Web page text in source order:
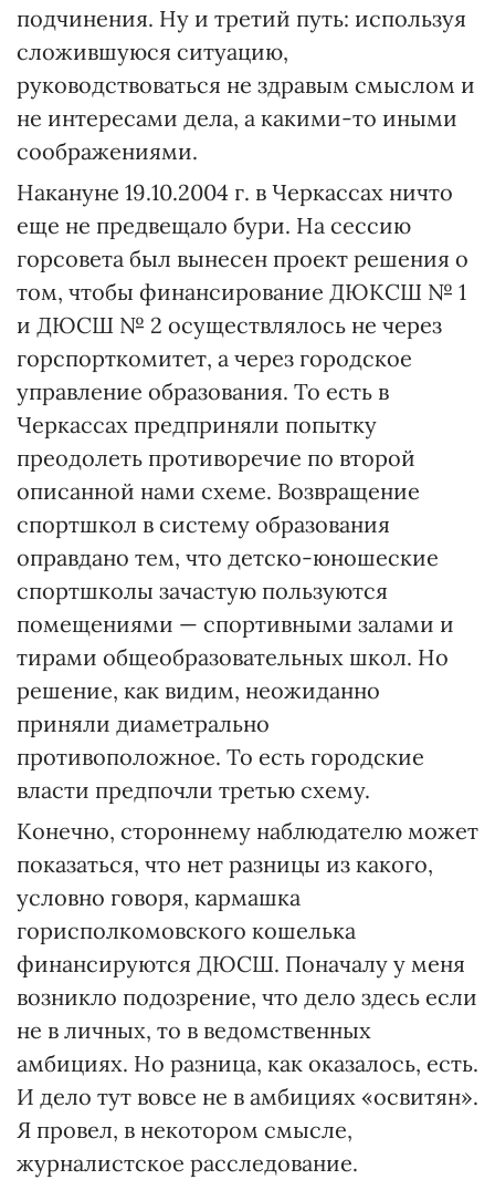
подчинения. Ну и третий путь: используя
сложившуюся ситуацию,
руководствоваться не здравым смыслом и
не интересами дела, а какими-то иными
соображениями.
Накануне 19.10.2004 г. в Черкассах ничто
еще не предвещало бури. На сессию
горсовета был вынесен проект решения о
том, чтобы финансирование ДЮКСШ № 1
и ДЮСШ № 2 осуществлялось не через
горспорткомитет, а через городское
управление образования. То есть в
Черкассах предприняли попытку
преодолеть противоречие по второй
описанной нами схеме. Возвращение
спортшкол в систему образования
оправдано тем, что детско-юношеские
спортшколы зачастую пользуются
помещениями — спортивными залами и
тирами общеобразовательных школ. Но
решение, как видим, неожиданно
приняли диаметрально
противоположное. То есть городские
власти предпочли третью схему.
Конечно, стороннему наблюдателю может
показаться, что нет разницы из какого,
условно говоря, кармашка
горисполкомовского кошелька
финансируются ДЮСШ. Поначалу у меня
возникло подозрение, что дело здесь если
не в личных, то в ведомственных
амбициях. Но разница, как оказалось, есть.
И дело тут вовсе не в амбициях «освитян».
Я провел, в некотором смысле,
журналистское расследование.